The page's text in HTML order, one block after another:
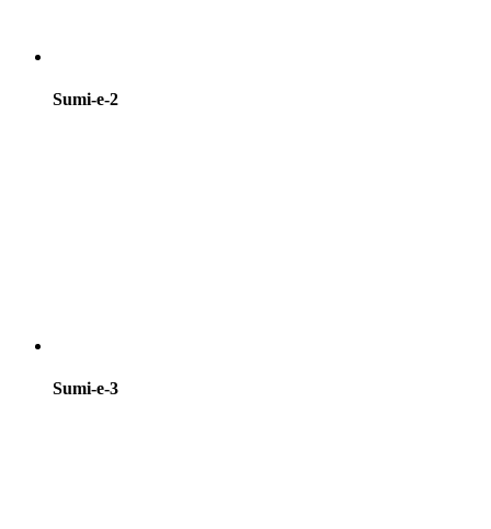
Sumi-e-2
Sumi-e-3